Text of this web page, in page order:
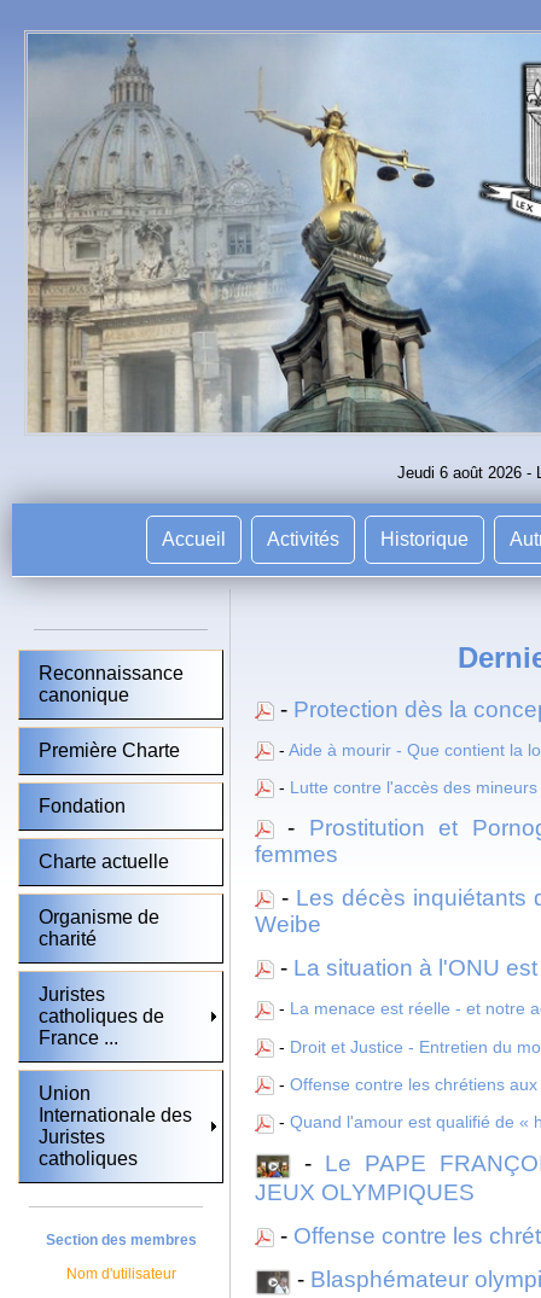
Jeudi 6 août 2026 -
Accueil Activités Historique
Reconnaissance
canonique
Première Charte
Fondation
Charte actuelle
Organisme de
charité
Juristes
catholiques de
France ...
Union
Internationale des
Juristes
catholiques
Section des membres
Nom d'utilisateur
- Protection dès la
- Aide à mourir - Que contient la
- Lutte contre l'accès des
- Prostitution et
femmes
- Les décès inquiétants
Weibe
- La situation à l'ONU
- La menace est réelle - et notre
- Droit et Justice - Entretien du
- Offense contre les chrétiens
- Quand l'amour est qualifié de «
- Le PAPE
JEUX OLYMPIQUES
- Offense contre les
- Blasphémateur